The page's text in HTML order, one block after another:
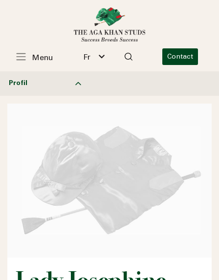
Fr Contact
Menu
Profil